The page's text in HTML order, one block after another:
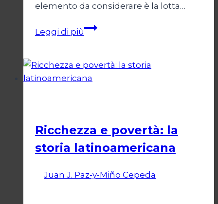
elemento da considerare è la lotta…
Leggi di piùUmanesimo
Socialismo
Ricchezza e povertà: la
storia latinoamericana
Juan J. Paz-y-Miño Cepeda